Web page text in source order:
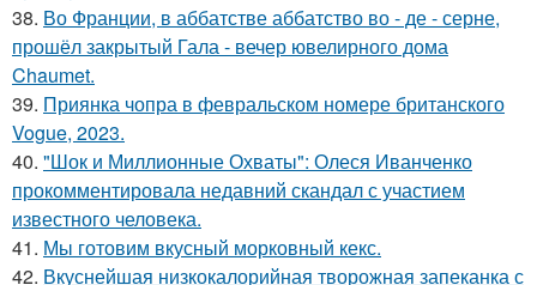
38. Во Франции, в аббатстве аббатство во - де - серне,
прошёл закрытый Гала - вечер ювелирного дома
Chaumet.
39. Приянка чопра в февральском номере британского
Vogue, 2023.
40. "Шок и Миллионные Охваты": Олеся Иванченко
прокомментировала недавний скандал с участием
известного человека.
41. Мы готовим вкусный морковный кекс.
42. Вкуснейшая низкокалорийная творожная запеканка с